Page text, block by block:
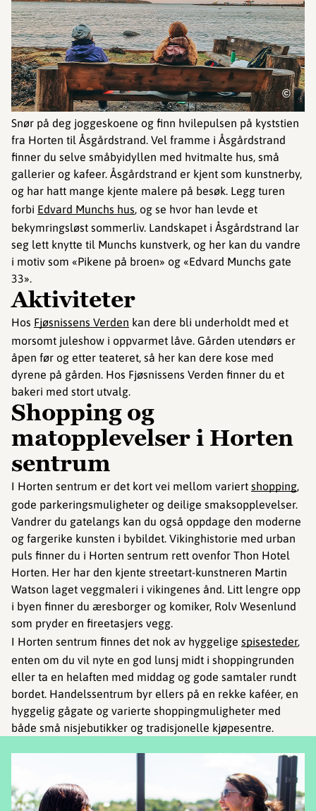
©
Snør på deg joggeskoene og finn hvilepulsen på kyststien
fra Horten til Åsgårdstrand. Vel framme i Åsgårdstrand
finner du selve småbyidyllen med hvitmalte hus, små
gallerier og kafeer. Åsgårdstrand er kjent som kunstnerby,
og har hatt mange kjente malere på besøk. Legg turen
forbi Edvard Munchs hus, og se hvor han levde et
bekymringsløst sommerliv. Landskapet i Åsgårdstrand lar
seg lett knytte til Munchs kunstverk, og her kan du vandre
i motiv som «Pikene på broen» og «Edvard Munchs gate
33».
Aktiviteter
Hos Fjøsnissens Verden kan dere bli underholdt med et
morsomt juleshow i oppvarmet låve. Gården utendørs er
åpen før og etter teateret, så her kan dere kose med
dyrene på gården. Hos Fjøsnissens Verden finner du et
bakeri med stort utvalg.
Shopping og
matopplevelser i Horten
sentrum
I Horten sentrum er det kort vei mellom variert shopping,
gode parkeringsmuligheter og deilige smaksopplevelser.
Vandrer du gatelangs kan du også oppdage den moderne
og fargerike kunsten i bybildet. Vikinghistorie med urban
puls finner du i Horten sentrum rett ovenfor Thon Hotel
Horten. Her har den kjente streetart-kunstneren Martin
Watson laget veggmaleri i vikingenes ånd. Litt lengre opp
i byen finner du æresborger og komiker, Rolv Wesenlund
som pryder en fireetasjers vegg.
I Horten sentrum finnes det nok av hyggelige spisesteder,
enten om du vil nyte en god lunsj midt i shoppingrunden
eller ta en helaften med middag og gode samtaler rundt
bordet. Handelssentrum byr ellers på en rekke kaféer, en
hyggelig gågate og varierte shoppingmuligheter med
både små nisjebutikker og tradisjonelle kjøpesentre.